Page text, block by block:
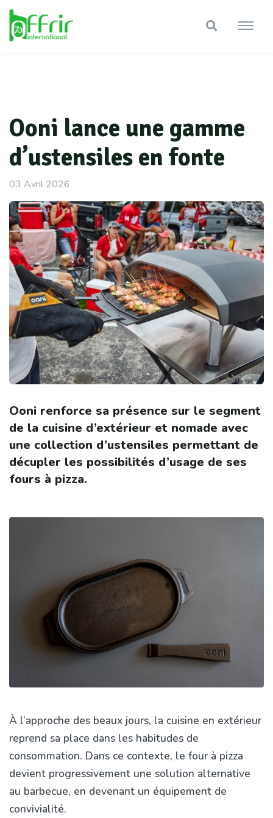
Ooni lance une gamme
d’ustensiles en fonte
03 Avril 2026
Ooni renforce sa présence sur le segment
de la cuisine d’extérieur et nomade avec
une collection d’ustensiles permettant de
décupler les possibilités d’usage de ses
fours à pizza.
À l’approche des beaux jours, la cuisine en extérieur
reprend sa place dans les habitudes de
consommation. Dans ce contexte, le four à pizza
devient progressivement une solution alternative
au barbecue, en devenant un équipement de
convivialité.